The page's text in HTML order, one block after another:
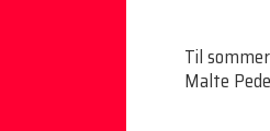
Til
Malte